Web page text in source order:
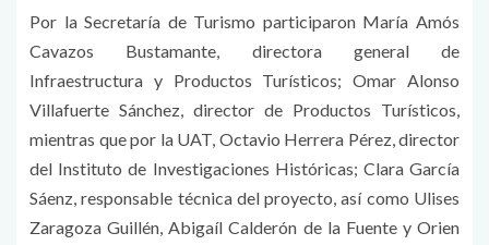
Por la Secretaría de Turismo participaron María Amós
Cavazos Bustamante, directora general de
Infraestructura y Productos Turísticos; Omar Alonso
Villafuerte Sánchez, director de Productos Turísticos,
mientras que por la UAT, Octavio Herrera Pérez, director
del Instituto de Investigaciones Históricas; Clara García
Sáenz, responsable técnica del proyecto, así como Ulises
Zaragoza Guillén, Abigaíl Calderón de la Fuente y Orien